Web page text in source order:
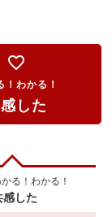
favorite_border
！わかる！
した
る！わかる！
感した